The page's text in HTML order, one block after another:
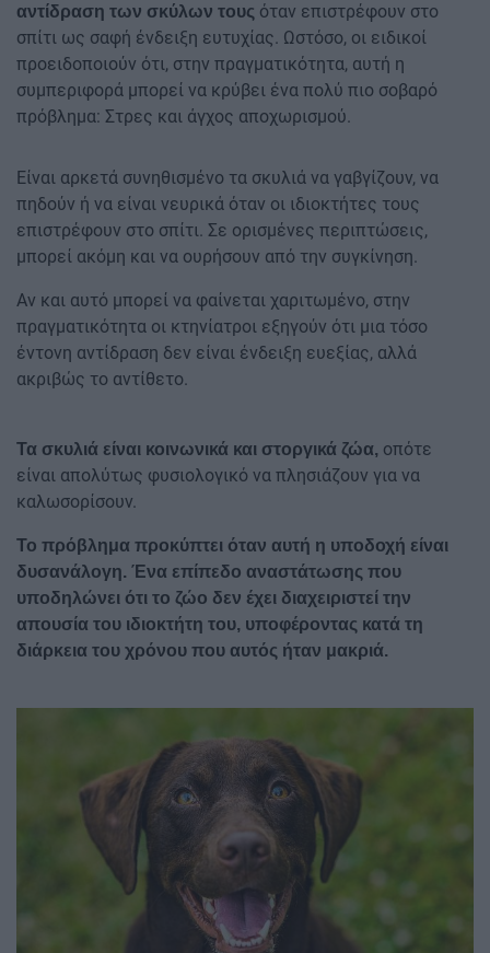
αντίδραση των σκύλων τους όταν επιστρέφουν στο
σπίτι ως σαφή ένδειξη ευτυχίας. Ωστόσο, οι ειδικοί
προειδοποιούν ότι, στην πραγματικότητα, αυτή η
συμπεριφορά μπορεί να κρύβει ένα πολύ πιο σοβαρό
πρόβλημα: Στρες και άγχος αποχωρισμού.
Είναι αρκετά συνηθισμένο τα σκυλιά να γαβγίζουν, να
πηδούν ή να είναι νευρικά όταν οι ιδιοκτήτες τους
επιστρέφουν στο σπίτι. Σε ορισμένες περιπτώσεις,
μπορεί ακόμη και να ουρήσουν από την συγκίνηση.
Αν και αυτό μπορεί να φαίνεται χαριτωμένο, στην
πραγματικότητα οι κτηνίατροι εξηγούν ότι μια τόσο
έντονη αντίδραση δεν είναι ένδειξη ευεξίας, αλλά
ακριβώς το αντίθετο.
Τα σκυλιά είναι κοινωνικά και στοργικά ζώα, οπότε
είναι απολύτως φυσιολογικό να πλησιάζουν για να
καλωσορίσουν.
Το πρόβλημα προκύπτει όταν αυτή η υποδοχή είναι
δυσανάλογη. Ένα επίπεδο αναστάτωσης που
υποδηλώνει ότι το ζώο δεν έχει διαχειριστεί την
απουσία του ιδιοκτήτη του, υποφέροντας κατά τη
διάρκεια του χρόνου που αυτός ήταν μακριά.